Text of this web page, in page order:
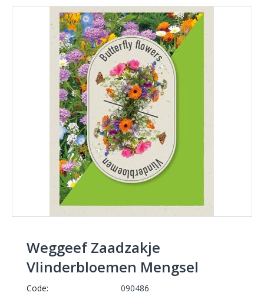
Weggeef Zaadzakje
Vlinderbloemen Mengsel
Code: 090486